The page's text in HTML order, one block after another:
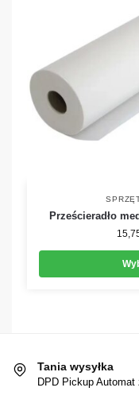
Prześcieradło
Tania wysyłka
DPD Pickup Automat